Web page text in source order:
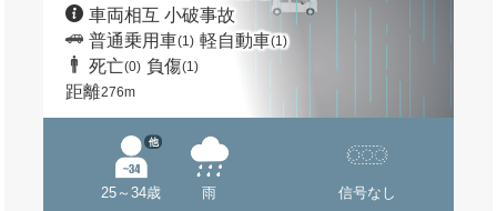
車両相互 小破事故
普通乗用車(1) 軽自動車(1)
死亡(0) 負傷(1)
距離276m
25～34歳
他
雨 信号なし